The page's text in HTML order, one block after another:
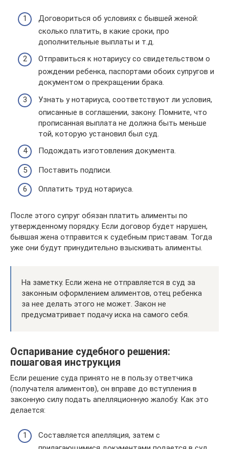
Договориться об условиях с бывшей женой:
сколько платить, в какие сроки, про
дополнительные выплаты и т.д.
Отправиться к нотариусу со свидетельством о
рождении ребенка, паспортами обоих супругов и
документом о прекращении брака.
Узнать у нотариуса, соответствуют ли условия,
описанные в соглашении, закону. Помните, что
прописанная выплата не должна быть меньше
той, которую установил был суд.
Подождать изготовления документа.
Поставить подписи.
Оплатить труд нотариуса.
После этого супруг обязан платить алименты по
утвержденному порядку. Если договор будет нарушен,
бывшая жена отправится к судебным приставам. Тогда
уже они будут принудительно взыскивать алименты.
На заметку. Если жена не отправляется в суд за
законным оформлением алиментов, отец ребенка
за нее делать этого не может. Закон не
предусматривает подачу иска на самого себя.
Оспаривание судебного решения:
пошаговая инструкция
Если решение суда принято не в пользу ответчика
(получателя алиментов), он вправе до вступления в
законную силу подать апелляционную жалобу. Как это
делается:
Составляется апелляция, затем с